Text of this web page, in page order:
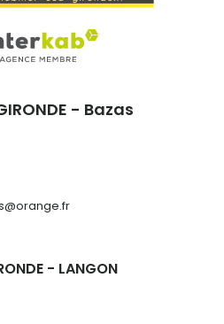
- Bazas
- LANGON